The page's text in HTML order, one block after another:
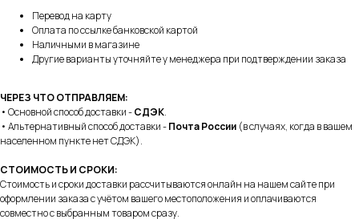
Перевод на карту
Оплата по ссылке банковской картой
Наличными в магазине
Другие варианты уточняйте у менеджера при подтверждении заказа
ЧЕРЕЗ ЧТО ОТПРАВЛЯЕМ:
• Основной способ доставки -СДЭК.
• Альтернативный способ доставки -Почта России (в случаях, когда в вашем
населенном пункте нет СДЭК).
СТОИМОСТЬ И СРОКИ:
Стоимость и сроки доставки рассчитываются онлайн на нашем сайте при
оформлении заказа с учётом вашего местоположения и оплачиваются
совместно с выбранным товаром сразу.